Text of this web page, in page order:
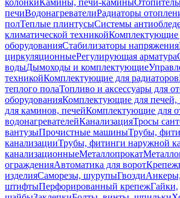
колонкиКамины, печи-камины
печиВодонагревателиРадиаторы
полТеплые плинтусыСистемы
климатической техникойКомплектующие
оборудованияСтабилизаторы напряжения
циркуляционныеРегулирующая арматура
водыДымоходы и комплектующие
техникойКомплектующие для радиаторов
теплого полаТопливо и аксессуары для
оборудованияКомплектующие для печей,
для каминов, печейКомплектующие для
водонагревателейКанализацияТросы
вантузыПрочистные машиныТрубы,
канализацииТрубы, фитинги наружной
канализационныеМеталлопрокат
огражденияАвтоматика для ворот
изделияСаморезы, шурупыГвозди
штифтыПерфорированный крепежГайки,